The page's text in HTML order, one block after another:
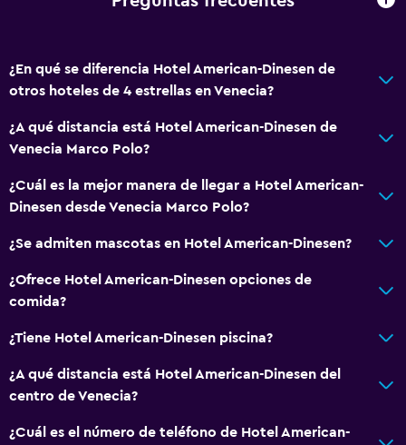
¿En qué se diferencia Hotel American-Dinesen de
otros hoteles de 4 estrellas en Venecia?
¿A qué distancia está Hotel American-Dinesen de
Venecia Marco Polo?
¿Cuál es la mejor manera de llegar a Hotel American-
Dinesen desde Venecia Marco Polo?
¿Se admiten mascotas en Hotel American-Dinesen?
¿Ofrece Hotel American-Dinesen opciones de
comida?
¿Tiene Hotel American-Dinesen piscina?
¿A qué distancia está Hotel American-Dinesen del
centro de Venecia?
¿Cuál es el número de teléfono de Hotel American-